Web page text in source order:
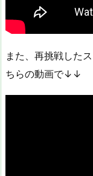
また、再挑戦した
ちらの動画で↓↓